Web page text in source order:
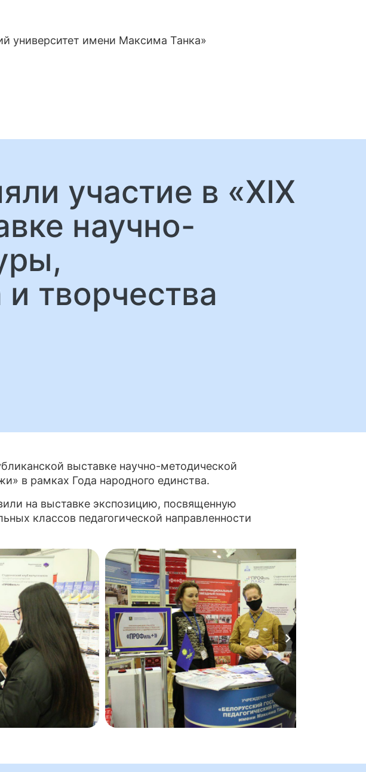
университет имени Максима Танка»
участие в «XIX
научно-
творчества
выставке научно-методической
в рамках Года народного единства.
на выставке экспозицию, посвященную
классов педагогической направленности